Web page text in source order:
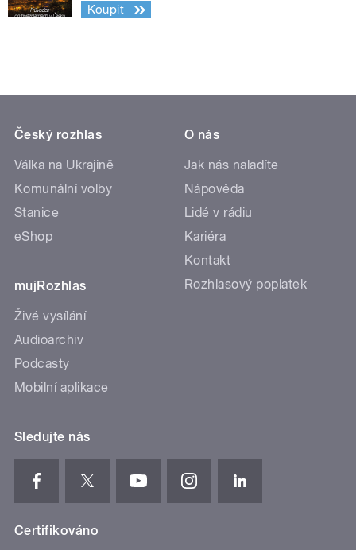
Koupit
Český rozhlas
Válka na Ukrajině
Komunální volby
Stanice
eShop
mujRozhlas
Živé vysílání
Audioarchiv
Podcasty
Mobilní aplikace
O nás
Jak nás naladíte
Nápověda
Lidé v rádiu
Kariéra
Kontakt
Rozhlasový poplatek
Sledujte nás
Certifikováno